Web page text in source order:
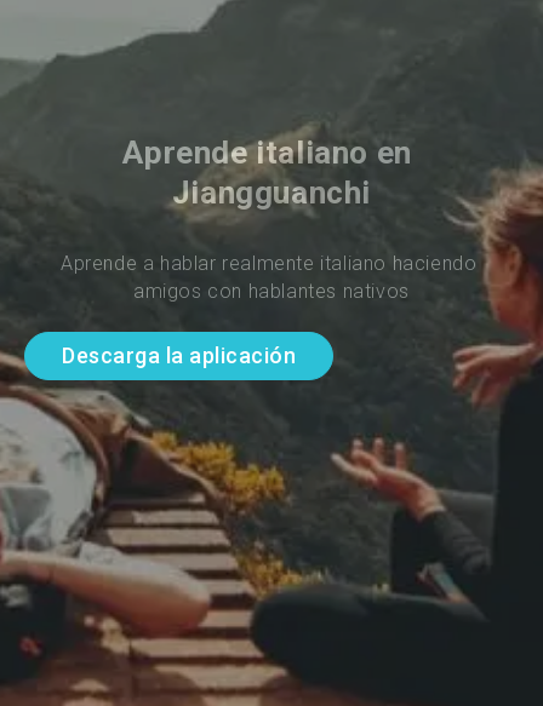
Aprende italiano en
Jiangguanchi
Aprende a hablar realmente italiano haciendo
amigos con hablantes nativos
Descarga la aplicación